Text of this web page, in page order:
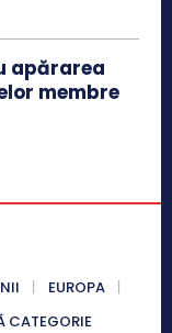
apărarea
membre
EUROPA
CATEGORIE